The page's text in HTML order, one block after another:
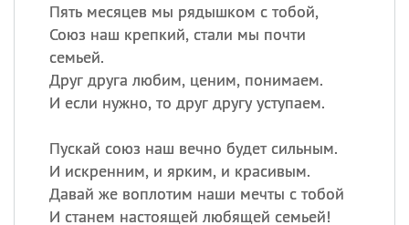
Пять месяцев мы рядышком с тобой,
Союз наш крепкий, стали мы почти
семьей.
Друг друга любим, ценим, понимаем.
И если нужно, то друг другу уступаем.
Пускай союз наш вечно будет сильным.
И искренним, и ярким, и красивым.
Давай же воплотим наши мечты с тобой
И станем настоящей любящей семьей!